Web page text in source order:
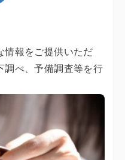
情報をご提供いただ
調べ、予備調査等を行